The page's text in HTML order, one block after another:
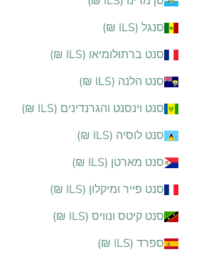
סנגל (ILS ₪)
סנט ברתולומיאו (ILS ₪)
סנט הלנה (ILS ₪)
סנט וינסנט והגרנדינים (ILS ₪)
סנט לוסיה (ILS ₪)
סנט מארטן (ILS ₪)
סנט פייר ומיקלון (ILS ₪)
סנט קיטס ונוויס (ILS ₪)
ספרד (ILS ₪)